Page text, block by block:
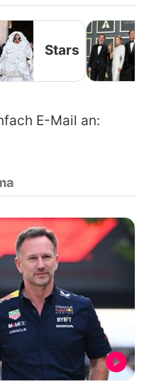
Stars
E-Mail an: